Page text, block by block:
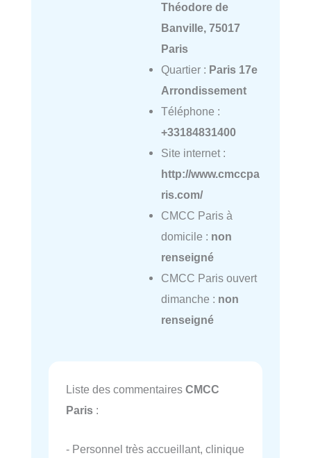
Théodore de
Banville, 75017
Paris
Quartier : Paris 17e
Arrondissement
Téléphone :
+33184831400
Site internet :
http://www.cmccpa
ris.com/
CMCC Paris à
domicile : non
renseigné
CMCC Paris ouvert
dimanche : non
renseigné
Liste des commentaires CMCC
Paris :
- Personnel très accueillant, clinique